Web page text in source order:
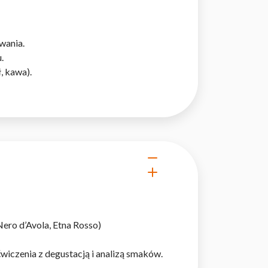
kawa).
d’Avola, Etna Rosso)
z degustacją i analizą smaków.
wydawców i
wszystko